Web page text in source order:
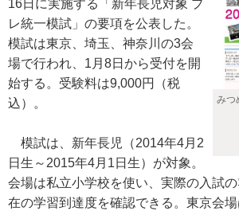
みつ
16日に実施する「新年長児対象 プ
レ統一模試」の要項を公表した。
模試は東京、埼玉、神奈川の3会
場で行われ、1月8日から受付を開
始する。受験料は9,000円（税
込）。
模試は、新年長児（2014年4月2
日生～2015年4月1日生）が対象。
会場は私立小学校を使い、実際の入試
在の学習到達度を確認できる。東京会